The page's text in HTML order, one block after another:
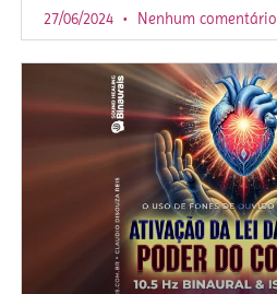
27/06/2024 Nenhum comentário